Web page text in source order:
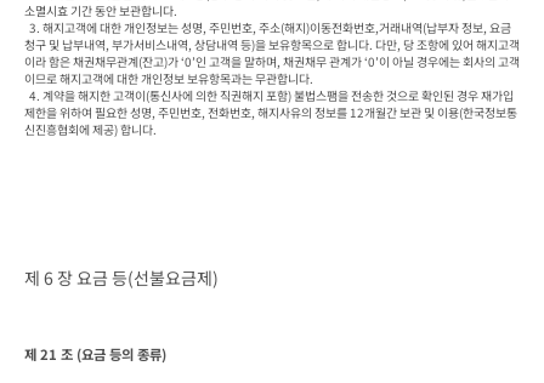
소멸시효 기간 동안 보관합니다.
청구 및 납부내역, 부가서비스내역, 상담내역 등)을 보유항목으로 합니다. 다만, 당 조항에 있어 해지고객
이라 함은 채권채무관계(잔고)가 ‘0’인 고객을 말하며, 채권채무 관계가 ‘0’이 아닐 경우에는 회사의 고객
이므로 해지고객에 대한 개인정보 보유항목과는 무관합니다.
제한을 위하여 필요한 성명, 주민번호, 전화번호, 해지사유의 정보를 12개월간 보관 및 이용(한국정보통
신진흥협회에 제공) 합니다.
제 6 장 요금 등(선불요금제)
제 21 조 (요금 등의 종류)